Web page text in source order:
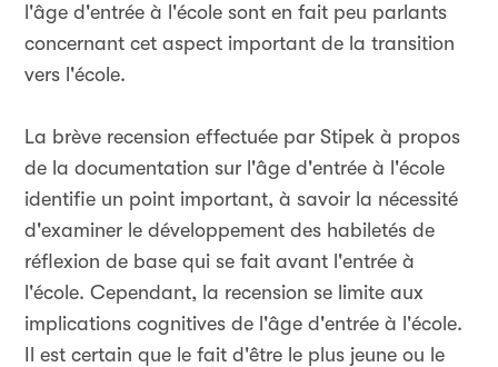
l'âge d'entrée à l'école sont en fait peu parlants
concernant cet aspect important de la transition
vers l'école.
La brève recension effectuée par Stipek à propos
de la documentation sur l'âge d'entrée à l'école
identifie un point important, à savoir la nécessité
d'examiner le développement des habiletés de
réflexion de base qui se fait avant l'entrée à
l'école. Cependant, la recension se limite aux
implications cognitives de l'âge d'entrée à l'école.
Il est certain que le fait d'être le plus jeune ou le